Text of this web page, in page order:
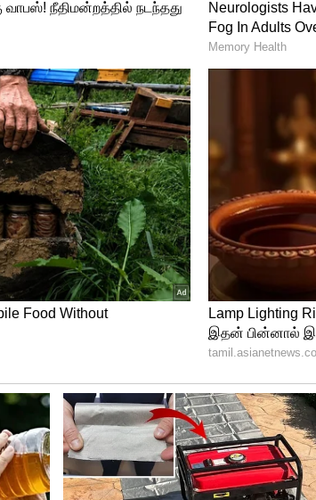
மின்சாரம், நல்ல குடிநீரும் கிடைக்கும்